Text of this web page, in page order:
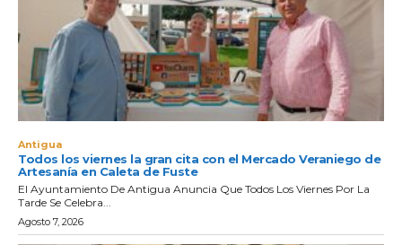
Antigua
Todos los viernes la gran cita con el Mercado Veraniego de
Artesanía en Caleta de Fuste
El Ayuntamiento De Antigua Anuncia Que Todos Los Viernes Por La
Tarde Se Celebra...
Agosto 7, 2026